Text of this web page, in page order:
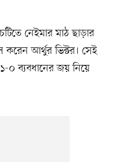
নেইমার মাঠ ছাড়ার
আর্থুর ভিক্টর। সেই
০ ব্যবধানের জয় নিয়ে